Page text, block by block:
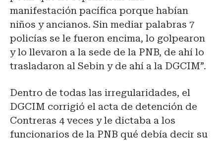
manifestación pacífica porque habían
niños y ancianos. Sin mediar palabras 7
policías se le fueron encima, lo golpearon
y lo llevaron a la sede de la PNB, de ahí lo
trasladaron al Sebin y de ahí a la DGCIM”.
Dentro de todas las irregularidades, el
DGCIM corrigió el acta de detención de
Contreras 4 veces y le dictaba a los
funcionarios de la PNB qué debía decir su